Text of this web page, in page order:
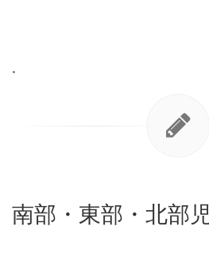
•
南部・東部・北部